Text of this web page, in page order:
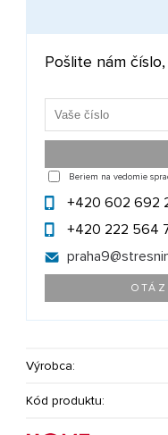
Pošlite nám
Beriem na vedomie
+420 602 692
+420 222 564
praha9@
Výrobca:
Kód produktu: